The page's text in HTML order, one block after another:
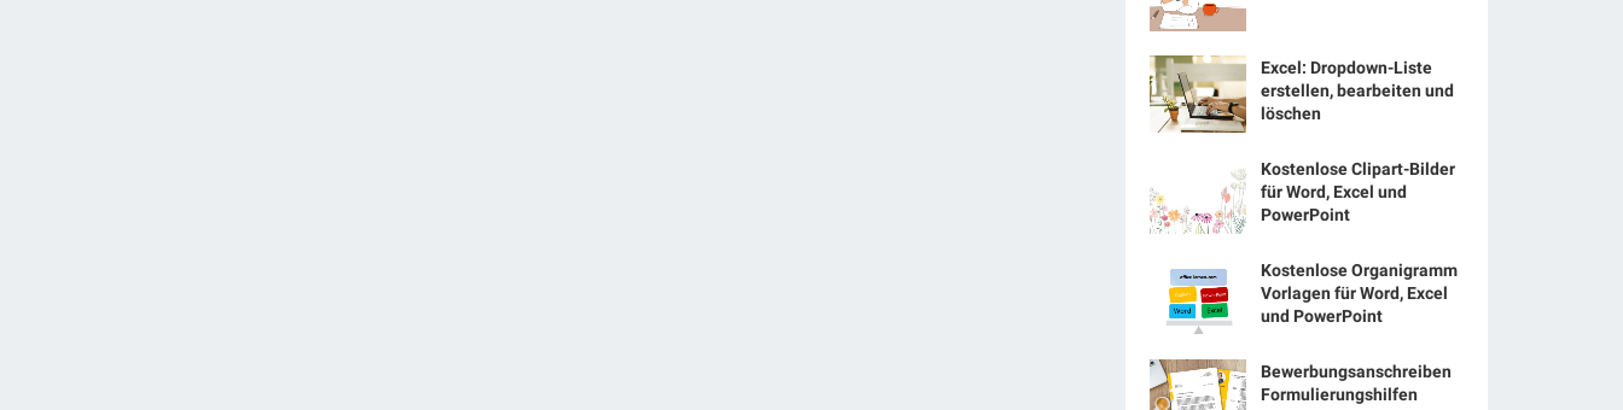
Excel: Dropdown-Liste
erstellen, bearbeiten und
löschen
Kostenlose Clipart-Bilder
für Word, Excel und
PowerPoint
Kostenlose Organigramm
Vorlagen für Word, Excel
und PowerPoint
Bewerbungsanschreiben
Formulierungshilfen